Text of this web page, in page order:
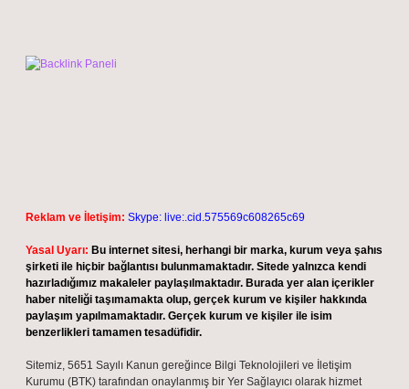
Reklam ve İletişim: Skype: live:.cid.575569c608265c69
Yasal Uyarı: Bu internet sitesi, herhangi bir marka, kurum veya şahıs
şirketi ile hiçbir bağlantısı bulunmamaktadır. Sitede yalnızca kendi
hazırladığımız makaleler paylaşılmaktadır. Burada yer alan içerikler
haber niteliği taşımamakta olup, gerçek kurum ve kişiler hakkında
paylaşım yapılmamaktadır. Gerçek kurum ve kişiler ile isim
benzerlikleri tamamen tesadüfidir.
Sitemiz, 5651 Sayılı Kanun gereğince Bilgi Teknolojileri ve İletişim
Kurumu (BTK) tarafından onaylanmış bir Yer Sağlayıcı olarak hizmet